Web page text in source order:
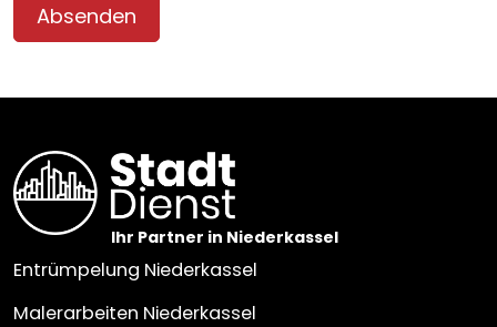
Absenden
Ihr Partner in Niederkassel
Entrümpelung Niederkassel
Malerarbeiten Niederkassel